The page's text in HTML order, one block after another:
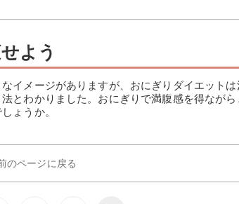
よう
イメージがありますが、おにぎりダイエットは
とわかりました。おにぎりで満腹感を得ながら
ょうか。
のページに戻る